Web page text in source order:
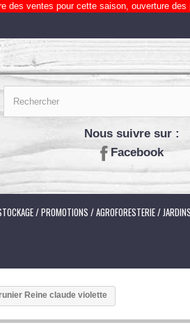
des ventes pour cette saison, ouverture
Nous suivre sur :
Facebook
/ PROMOTIONS / AGROFORESTERIE /
Reine claude violette